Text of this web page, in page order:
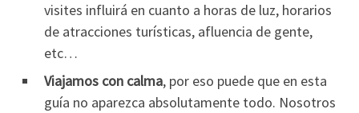
visites influirá en cuanto a horas de luz, horarios
de atracciones turísticas, afluencia de gente,
etc…
Viajamos con calma, por eso puede que en esta
guía no aparezca absolutamente todo. Nosotros